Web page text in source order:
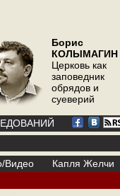
Борис
КОЛЫМАГИН
Церковь как
заповедник
обрядов и
суеверий
Видео
Капля Желчи